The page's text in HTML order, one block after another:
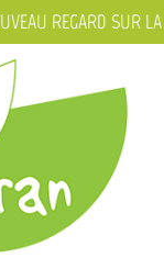
REGARD SUR